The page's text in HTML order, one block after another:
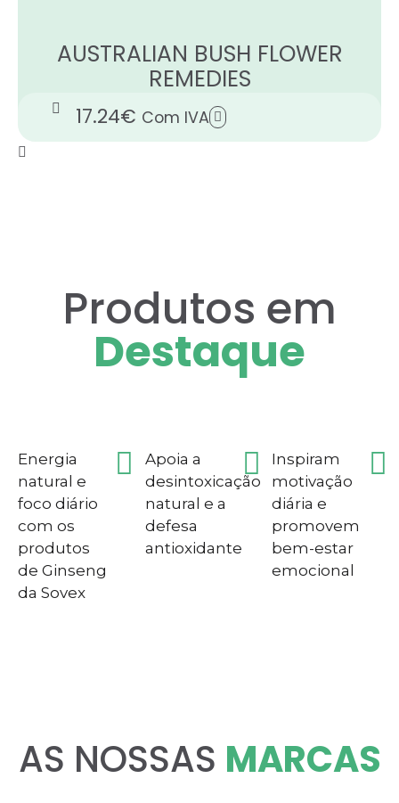
AUSTRALIAN BUSH FLOWER
REMEDIES
17.24€ Com IVA
Produtos em
Destaque
Energia
natural e
foco diário
com os
produtos
de Ginseng
da Sovex
Apoia a
desintoxicação
natural e a
defesa
antioxidante
Inspiram
motivação
diária e
promovem
bem-estar
emocional
AS NOSSAS MARCAS